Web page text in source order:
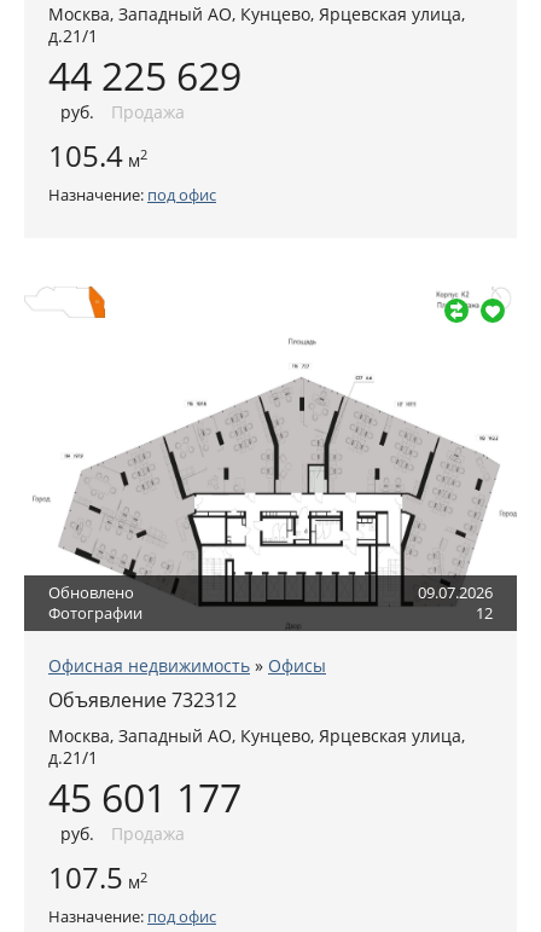
Москва, Западный АО, Кунцево, Ярцевская улица,
д.21/1
44 225 629
руб. Продажа
105.4 м2
Назначение: под офис
Обновлено
09.07.2026
Фотографии
12
Офисная недвижимость » Офисы
Объявление 732312
Москва, Западный АО, Кунцево, Ярцевская улица,
д.21/1
45 601 177
руб. Продажа
107.5 м2
Назначение: под офис